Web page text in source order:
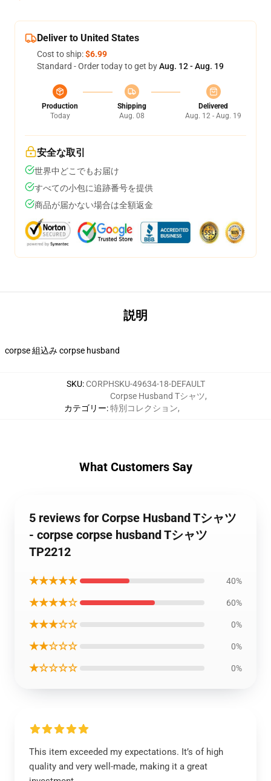
Deliver to United States
Cost to ship:$6.99
Standard - Order today to get byAug. 12 - Aug. 19
Production
Today
Shipping
Aug. 08
Delivered
Aug. 12 - Aug. 19
安全な取引
世界中どこでもお届け
すべての小包に追跡番号を提供
商品が届かない場合は全額返金
説明
corpse 組込み corpse husband
SKU: CORPHSKU-49634-18-DEFAULT
カテゴリー:
Corpse Husband Tシャツ,
特別コレクション,
What Customers Say
5 reviews for Corpse Husband Tシャツ
- corpse corpse husband Tシャツ
TP2212
★★★★★ 40%
★★★★☆ 60%
★★★☆☆ 0%
★★☆☆☆ 0%
★☆☆☆☆ 0%
This item exceeded my expectations. It’s of high
quality and very well-made, making it a great